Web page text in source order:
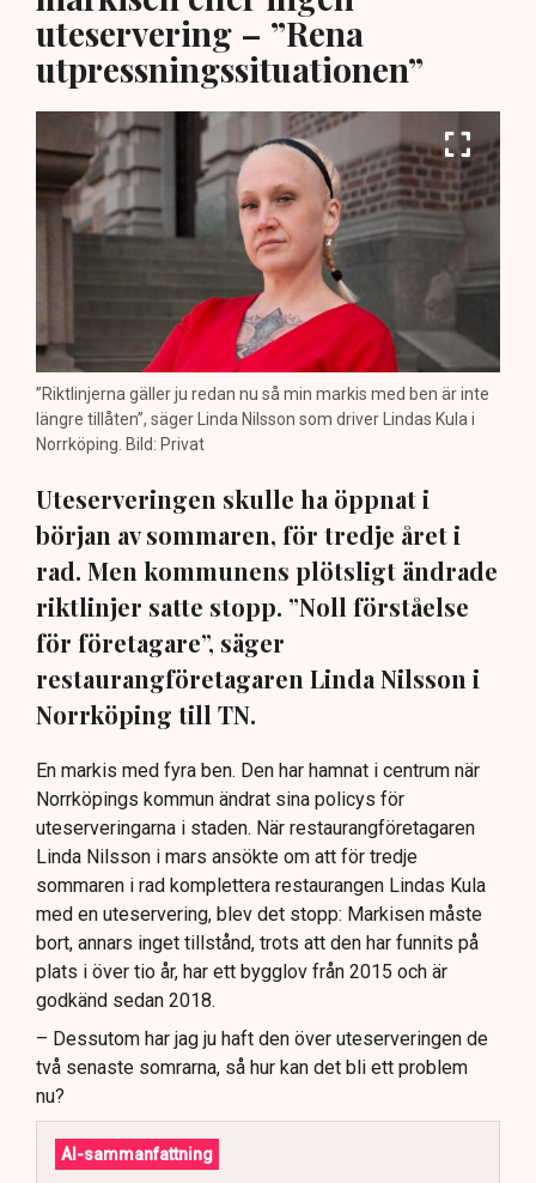
uteservering – ”Rena
utpressningssituationen”
”Riktlinjerna gäller ju redan nu så min markis med ben är inte
längre tillåten”, säger Linda Nilsson som driver Lindas Kula i
Norrköping. Bild: Privat
Uteserveringen skulle ha öppnat i
början av sommaren, för tredje året i
rad. Men kommunens plötsligt ändrade
riktlinjer satte stopp. ”Noll förståelse
för företagare”, säger
restaurangföretagaren Linda Nilsson i
Norrköping till TN.
En markis med fyra ben. Den har hamnat i centrum när
Norrköpings kommun ändrat sina policys för
uteserveringarna i staden. När restaurangföretagaren
Linda Nilsson i mars ansökte om att för tredje
sommaren i rad komplettera restaurangen Lindas Kula
med en uteservering, blev det stopp: Markisen måste
bort, annars inget tillstånd, trots att den har funnits på
plats i över tio år, har ett bygglov från 2015 och är
godkänd sedan 2018.
– Dessutom har jag ju haft den över uteserveringen de
två senaste somrarna, så hur kan det bli ett problem
nu?
AI-sammanfattning